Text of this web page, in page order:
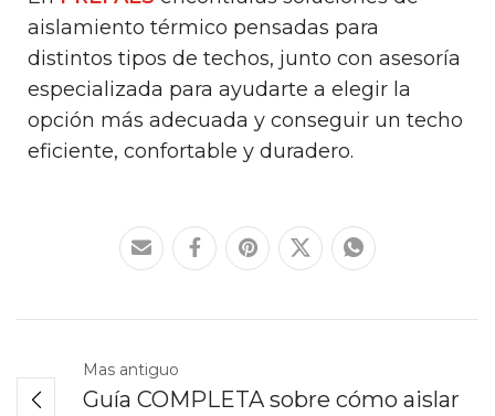
aislamiento térmico pensadas para
distintos tipos de techos, junto con asesoría
especializada para ayudarte a elegir la
opción más adecuada y conseguir un techo
eficiente, confortable y duradero.
Mas antiguo
Guía COMPLETA sobre cómo aislar